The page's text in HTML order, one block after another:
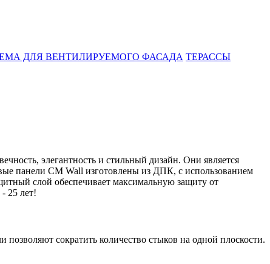
ДЛЯ ВЕНТИЛИРУЕМОГО ФАСАДА ТЕРАССЫ
элегантность и стильный дизайн. Они является
панели CM Wall изготовлены из ДПК, с использованием
слой обеспечивает максимальную защиту от
25 лет!
сократить количество стыков на одной плоскости.